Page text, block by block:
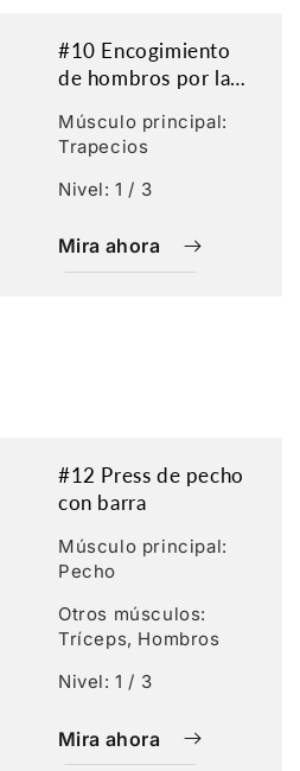
#10 Encogimiento
de hombros por la
Músculo principal:
Trapecios
Nivel: 1 / 3
Mira ahora
#12 Press de pecho
con barra
Músculo principal:
Pecho
Otros músculos:
Tríceps, Hombros
Nivel: 1 / 3
Mira ahora